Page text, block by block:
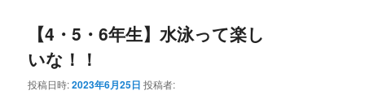
【4・5・6年生】水泳って楽し
いな！！
投稿日時:2023年6月25日 投稿者: